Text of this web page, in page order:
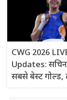
CWG 2026
Updates: सचिन
सबसे बेस्ट गोल्ड,